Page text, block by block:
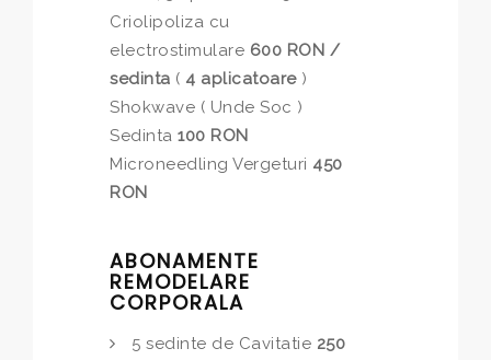
Criolipoliza cu
electrostimulare 600 RON /
sedinta ( 4 aplicatoare)
Shokwave ( Unde Soc )
Sedinta 100 RON
Microneedling Vergeturi 450
RON
ABONAMENTE
REMODELARE
CORPORALA
5 sedinte de Cavitatie 250